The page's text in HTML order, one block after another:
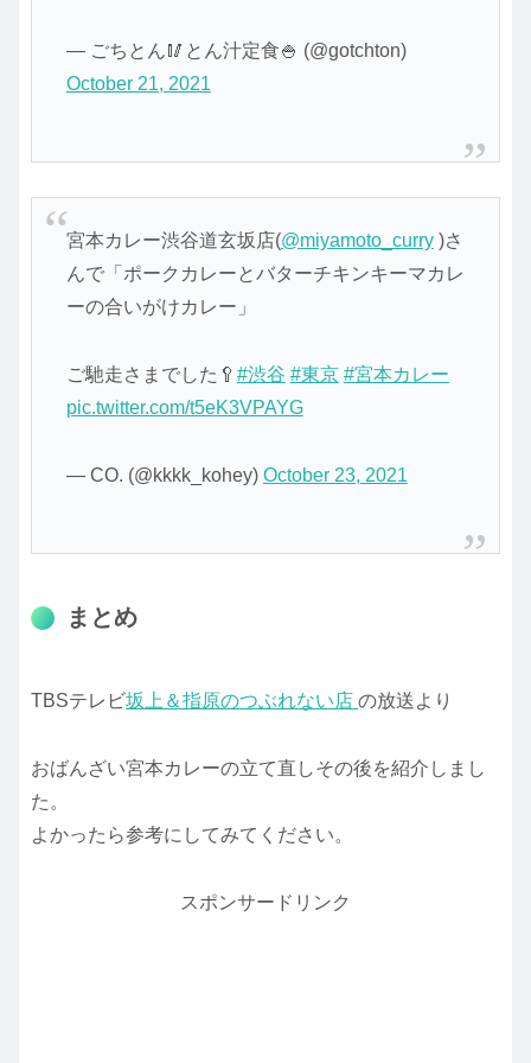
— ごちとん🥢とん汁定食🍚 (@gotchton)
October 21, 2021
宮本カレー渋谷道玄坂店(@miyamoto_curry)さ
んで「ポークカレーとバターチキンキーマカレ
ーの合いがけカレー」
ご馳走さまでした🥄 #渋谷 #東京 #宮本カレー
pic.twitter.com/t5eK3VPAYG
— CO. (@kkkk_kohey) October 23, 2021
まとめ
TBSテレビ坂上＆指原のつぶれない店 の放送より
おばんざい宮本カレーの立て直しその後を紹介しまし
た。
よかったら参考にしてみてください。
スポンサードリンク